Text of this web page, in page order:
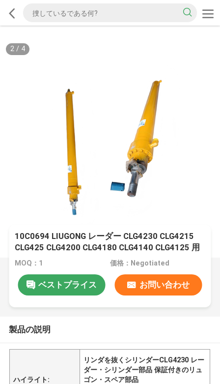
2/ 4
10C0694 LIUGONG レーダー CLG4230 CLG4215
CLG425 CLG4200 CLG4180 CLG4140 CLG4125 用
のブレード抽出シリンダー
MOQ：1 価格：Negotiated
ベストプライス お問い合わせ
製品の説明
ハイライト:
リンダを抜くシリンダーCLG4230 レー
ダー・シリンダー部品 保証付きのリュ
ゴン・スペア部品